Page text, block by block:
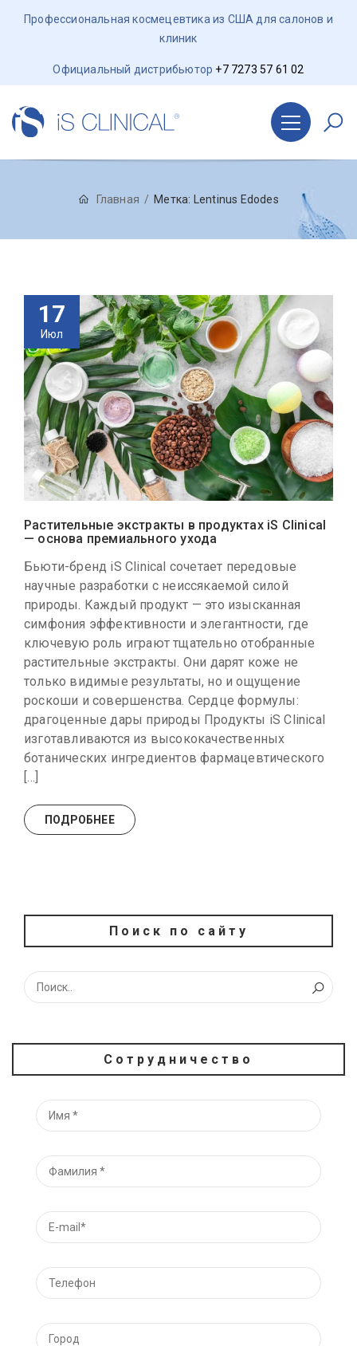
Профессиональная космецевтика из США для салонов и
клиник
Официальный дистрибьютор +7 7273 57 61 02
Главная Метка: Lentinus Edodes
17
Июл
Растительные экстракты в продуктах iS Clinical
— основа премиального ухода
Бьюти-бренд iS Clinical сочетает передовые
научные разработки с неиссякаемой силой
природы. Каждый продукт — это изысканная
симфония эффективности и элегантности, где
ключевую роль играют тщательно отобранные
растительные экстракты. Они дарят коже не
только видимые результаты, но и ощущение
роскоши и совершенства. Сердце формулы:
драгоценные дары природы Продукты iS Clinical
изготавливаются из высококачественных
ботанических ингредиентов фармацевтического
[…]
ПОДРОБНЕЕ
Поиск по сайту
Сотрудничество